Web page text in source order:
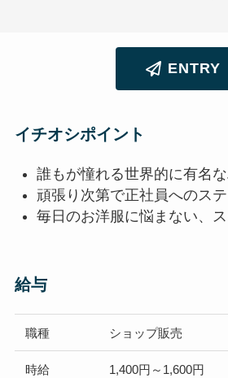
ENTRY
イチオシポイント
誰もが憧れる世界的に有名
頑張り次第で正社員へのス
毎日のお洋服に悩まない、
給与
職種 ショップ販売
時給 1,400円～1,600円